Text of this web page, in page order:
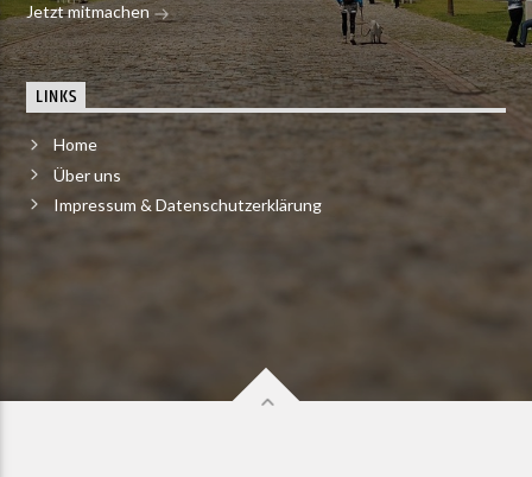
Jetzt mitmachen
LINKS
Home
Über uns
Impressum & Datenschutzerklärung